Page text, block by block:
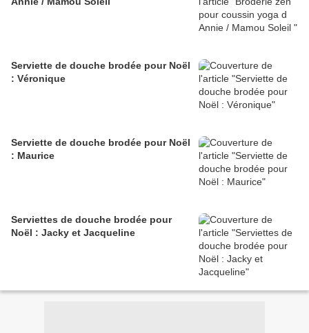
Serviette de douche brodée pour Noël
: Véronique
Serviette de douche brodée pour Noël
: Maurice
Serviettes de douche brodée pour
Noël : Jacky et Jacqueline